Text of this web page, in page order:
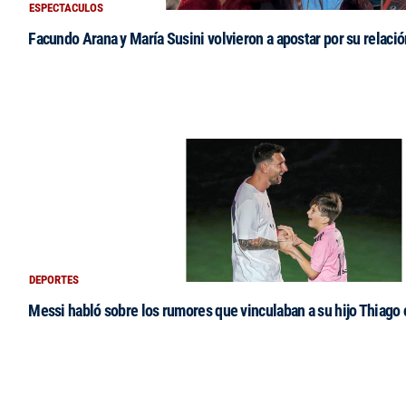
ESPECTACULOS
Facundo Arana y María Susini volvieron a apostar por su
DEPORTES
Messi habló sobre los rumores que vinculaban a su hijo Thiago